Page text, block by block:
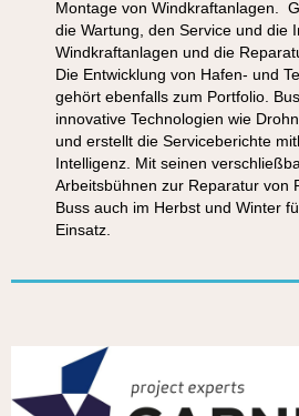
Montage von Windkraftanlagen.
die Wartung, den Service und die
Windkraftanlagen und die
Die Entwicklung von Hafen- und
gehört ebenfalls zum Portfolio.
innovative Technologien wie
und erstellt die Serviceberichte
Intelligenz. Mit seinen
Arbeitsbühnen zur Reparatur von
Buss auch im Herbst und Winter
Einsatz.